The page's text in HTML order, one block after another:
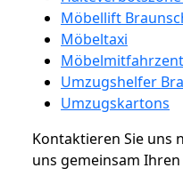
Möbellift
Möbeltaxi
Umzugshelfer
Umzugskartons
Kontaktieren Sie uns
uns gemeinsam